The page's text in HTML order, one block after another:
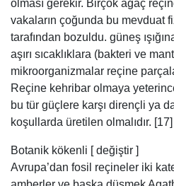
Botanik kökenli [ değiştir ]
Avrupa’dan fosil reçineler iki
amberler ve başka düşmek
Afrika’dan fosil reçineler
Hymenaea , [18] Baltık
düşünülmektedir ise
yaşamak için kullanılan aile
KEHRİBAR